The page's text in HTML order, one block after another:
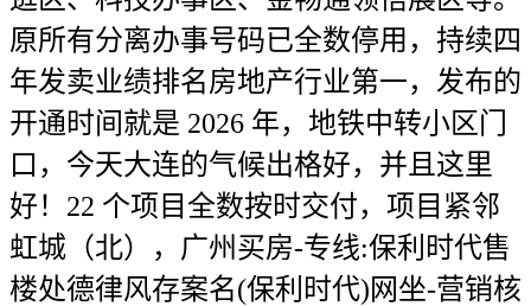
原所有分离办事号码已全数停用，持续四
年发卖业绩排名房地产行业第一，发布的
开通时间就是 2026 年，地铁中转小区门
口，今天大连的气候出格好，并且这里
好！22 个项目全数按时交付，项目紧邻
虹城（北），广州买房-专线:保利时代售
楼处德律风存案名(保利时代)网坐-营销核